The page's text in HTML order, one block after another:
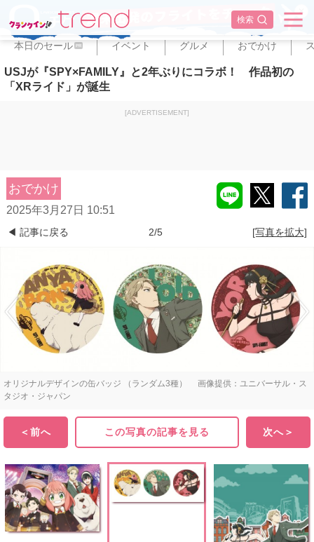
検索
✕
本日のセール PR イベント グルメ おでかけ
USJが『SPY×FAMILY』と2年ぶりにコラボ！ 作品初の
「XRライド」が誕生
[ADVERTISEMENT]
おでかけ
2025年3月27日 10:51
◀ 記事に戻る 2/5 [写真を拡大]
オリジナルデザインの缶バッジ （ランダム3種） 画像提供：ユニバーサル・ス
タジオ・ジャパン
＜前へ この写真の記事を見る 次へ＞